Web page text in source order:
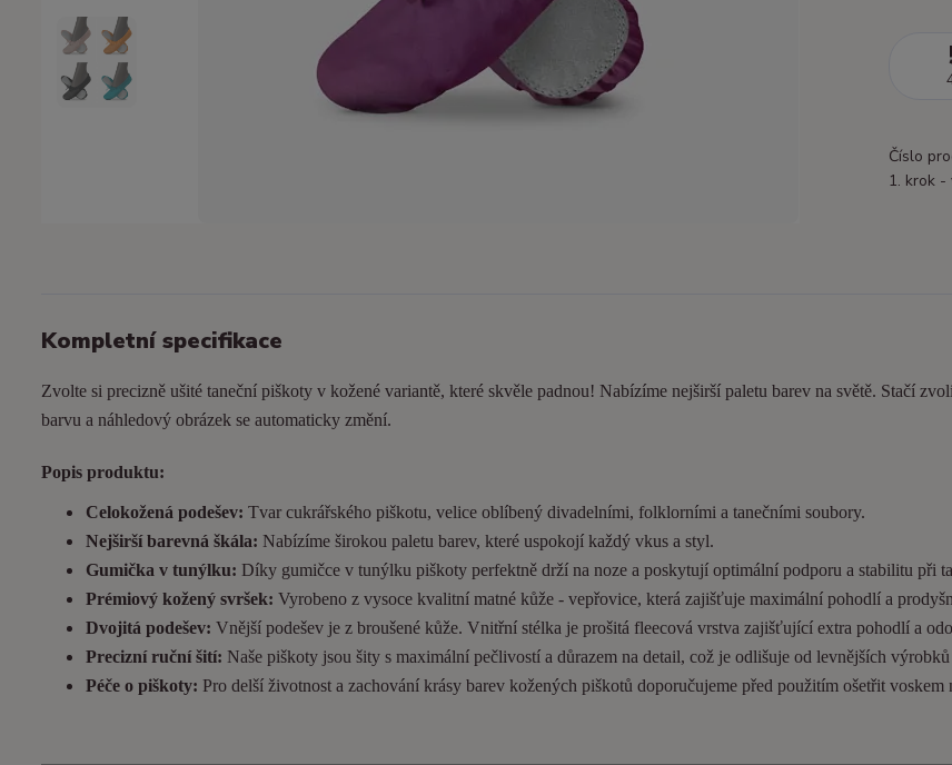
Číslo
1. krok -
Kompletní specifikace
Zvolte si precizně ušité taneční piškoty v kožené variantě, které skvěle padnou! Nabízíme nejširší paletu barev na světě. Stačí
barvu a náhledový obrázek se automaticky změní.
Popis produktu:
Celokožená podešev: Tvar cukrářského piškotu, velice oblíbený divadelními, folklorními a tanečními soubory.
Nejširší barevná škála: Nabízíme širokou paletu barev, které uspokojí každý vkus a styl.
Gumička v tunýlku: Díky gumičce v tunýlku piškoty perfektně drží na noze a poskytují optimální podporu a stabilitu při
Prémiový kožený svršek: Vyrobeno z vysoce kvalitní matné kůže - vepřovice, která zajišťuje maximální pohodlí a
Dvojitá podešev: Vnější podešev je z broušené kůže. Vnitřní stélka je prošitá fleecová vrstva zajišťující extra pohodlí a
Precizní ruční šití: Naše piškoty jsou šity s maximální pečlivostí a důrazem na detail, což je odlišuje od levnějších
Péče o piškoty: Pro delší životnost a zachování krásy barev kožených piškotů doporučujeme před použitím ošetřit voskem